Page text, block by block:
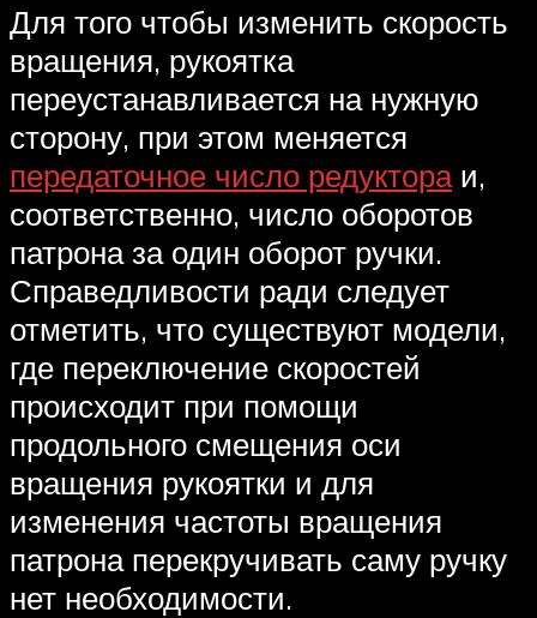
Для того чтобы изменить скорость
вращения, рукоятка
переустанавливается на нужную
сторону, при этом меняется
передаточное число редуктораи,
соответственно, число оборотов
патрона за один оборот ручки.
Справедливости ради следует
отметить, что существуют модели,
где переключение скоростей
происходит при помощи
продольного смещения оси
вращения рукоятки и для
изменения частоты вращения
патрона перекручивать саму ручку
нет необходимости.